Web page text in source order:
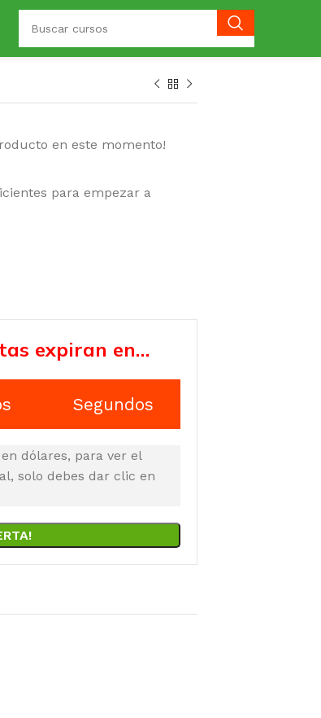
en este momento!
para empezar a
expiran en…
Segundos
dólares, para ver el
solo debes dar clic en